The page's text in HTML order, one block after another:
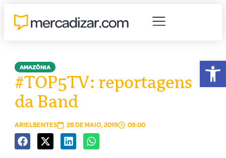
AMAZÔNIA
#TOP5TV: reportagens
da Band
ARIELBENTES 28 DE MAIO, 2019 09:00